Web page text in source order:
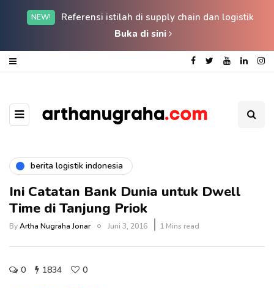
NEW!
Referensi istilah di supply chain dan logistik
Buka di sini
berita logistik indonesia
Ini Catatan Bank Dunia untuk Dwell
Time di Tanjung Priok
ByArtha Nugraha Jonar Juni 3, 2016 1 Mins read
0 1834 0